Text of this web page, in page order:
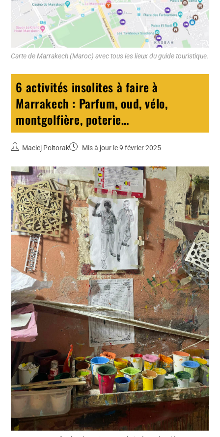
Carte de Marrakech (Maroc) avec tous les lieux du guide touristique.
6 activités insolites à faire à
Marrakech : Parfum, oud, vélo,
montgolfière, poterie…
Maciej Poltorak Mis à jour le 9 février 2025